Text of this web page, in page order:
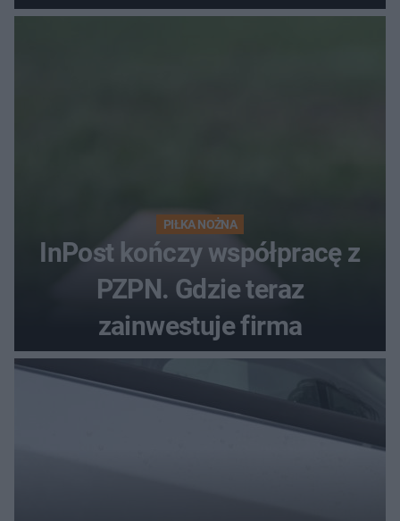
przechowujesz. Uczestniczka
PIŁKA NOŻNA
InPost kończy współpracę z
PZPN. Gdzie teraz
zainwestuje firma